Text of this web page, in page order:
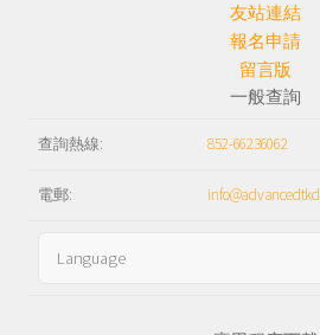
友站連結
報名申請
留言版
一般查詢
查詢熱線: 852-66236062
電郵: